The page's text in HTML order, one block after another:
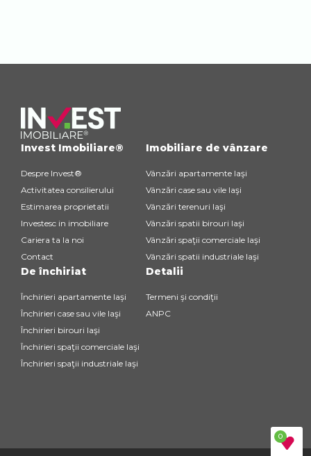
0
Invest Imobiliare®
Despre Invest®
Activitatea consilierului
Estimarea proprietatii
Investesc in imobiliare
Cariera ta la noi
Contact
Imobiliare de vânzare
Vânzări apartamente Iaşi
Vânzări case sau vile Iaşi
Vânzări terenuri Iaşi
Vânzări spatii birouri Iaşi
Vânzări spaţii comerciale Iaşi
Vânzări spatii industriale Iaşi
De închiriat
Închirieri apartamente Iaşi
Închirieri case sau vile Iaşi
Închirieri birouri Iaşi
Închirieri spaţii comerciale Iaşi
Închirieri spaţii industriale Iaşi
Detalii
Termeni şi condiţii
ANPC